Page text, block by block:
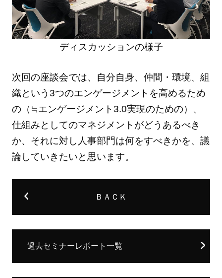
ディスカッションの様子
次回の座談会では、自分自身、仲間・環境、組
織という3つのエンゲージメントを高めるため
の（≒エンゲージメント3.0実現のための）、
仕組みとしてのマネジメントがどうあるべき
か、それに対し人事部門は何をすべきかを、議
論していきたいと思います。
ＢＡＣＫ
過去セミナーレポート一覧